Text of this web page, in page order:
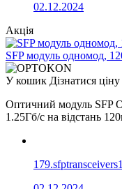
02.12.2024
Акція
SFP модуль одномод,
У кошик Дізнатися ціну
Оптичний модуль SFP
1.25Гб/с на відстань